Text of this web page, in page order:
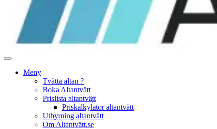
Meny
Tvätta altan ?
Boka Altantvätt
Prislista altantvätt
Priskalkylator altantvätt
Uthyrning altantvätt
Om Altantvätt.se